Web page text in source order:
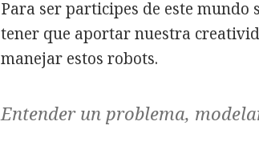
Para ser participes de este mundo
tener que aportar nuestra
manejar estos robots.
Entender un problema,